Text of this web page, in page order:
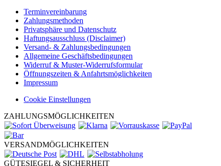
Terminvereinbarung
Zahlungsmethoden
Privatsphäre und Datenschutz
Haftungsausschluss (Disclaimer)
Versand- & Zahlungsbedingungen
Allgemeine Geschäftsbedingungen
Widerruf & Muster-Widerrufsformular
Öffnungszeiten & Anfahrtsmöglichkeiten
Impressum
Cookie Einstellungen
ZAHLUNGSMÖGLICHKEITEN
VERSANDMÖGLICHKEITEN
GÜTESIEGEL & SICHERHEIT